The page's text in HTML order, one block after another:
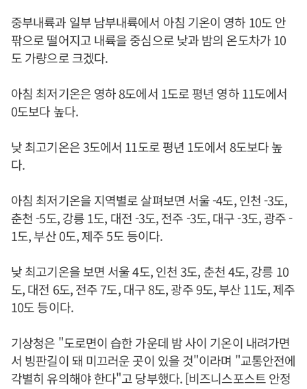
중부내륙과 일부 남부내륙에서 아침 기온이 영하 10도 안
팎으로 떨어지고 내륙을 중심으로 낮과 밤의 온도차가 10
도 가량으로 크겠다.
아침 최저기온은 영하 8도에서 1도로 평년 영하 11도에서
0도보다 높다.
낮 최고기온은 3도에서 11도로 평년 1도에서 8도보다 높
다.
아침 최저기온을 지역별로 살펴보면 서울 -4도, 인천 -3도,
춘천 -5도, 강릉 1도, 대전 -3도, 전주 -3도, 대구 -3도, 광주 -
1도, 부산 0도, 제주 5도 등이다.
낮 최고기온을 보면 서울 4도, 인천 3도, 춘천 4도, 강릉 10
도, 대전 6도, 전주 7도, 대구 8도, 광주 9도, 부산 11도, 제주
10도 등이다.
기상청은 "도로면이 습한 가운데 밤 사이 기온이 내려가면
서 빙판길이 돼 미끄러운 곳이 있을 것"이라며 "교통안전에
각별히 유의해야 한다"고 당부했다. [비즈니스포스트 안정